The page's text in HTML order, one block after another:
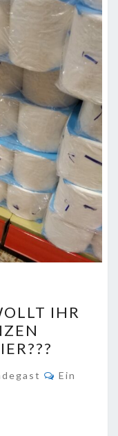
IHR
Ein